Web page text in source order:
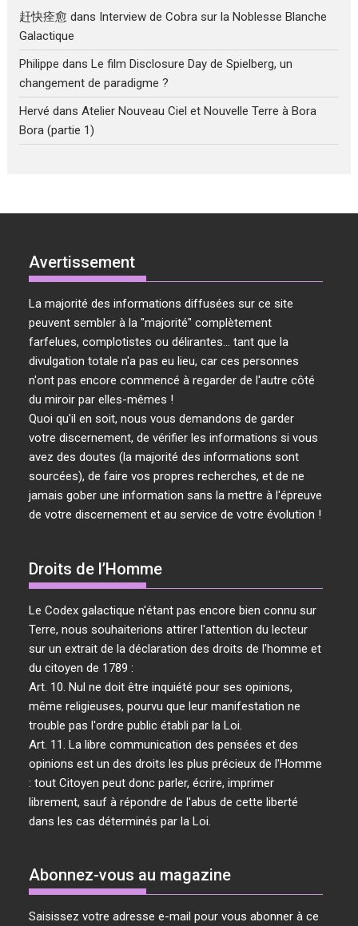
赶快痊愈 dans Interview de Cobra sur la Noblesse Blanche
Galactique
Philippe dansLe film Disclosure Day de Spielberg, un
changement de paradigme ?
Hervé dansAtelier Nouveau Ciel et Nouvelle Terre à Bora
Bora (partie 1)
Avertissement
La majorité des informations diffusées sur ce site
peuvent sembler à la "majorité" complètement
farfelues, complotistes ou délirantes... tant que la
divulgation totale n'a pas eu lieu, car ces personnes
n'ont pas encore commencé à regarder de l'autre côté
du miroir par elles-mêmes !
Quoi qu'il en soit, nous vous demandons de garder
votre discernement, de vérifier les informations si vous
avez des doutes (la majorité des informations sont
sourcées), de faire vos propres recherches, et de ne
jamais gober une information sans la mettre à l'épreuve
de votre discernement et au service de votre évolution !
Droits de l’Homme
Le Codex galactique n'étant pas encore bien connu sur
Terre, nous souhaiterions attirer l'attention du lecteur
sur un extrait de la déclaration des droits de l'homme et
du citoyen de 1789 :
Art. 10. Nul ne doit être inquiété pour ses opinions,
même religieuses, pourvu que leur manifestation ne
trouble pas l'ordre public établi par la Loi.
Art. 11. La libre communication des pensées et des
opinions est un des droits les plus précieux de l'Homme
: tout Citoyen peut donc parler, écrire, imprimer
librement, sauf à répondre de l'abus de cette liberté
dans les cas déterminés par la Loi.
Abonnez-vous au magazine
Saisissez votre adresse e-mail pour vous abonner à ce